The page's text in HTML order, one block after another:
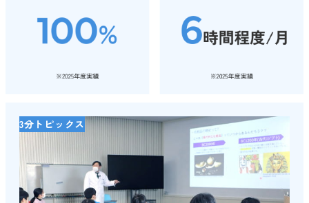
3分トピックス